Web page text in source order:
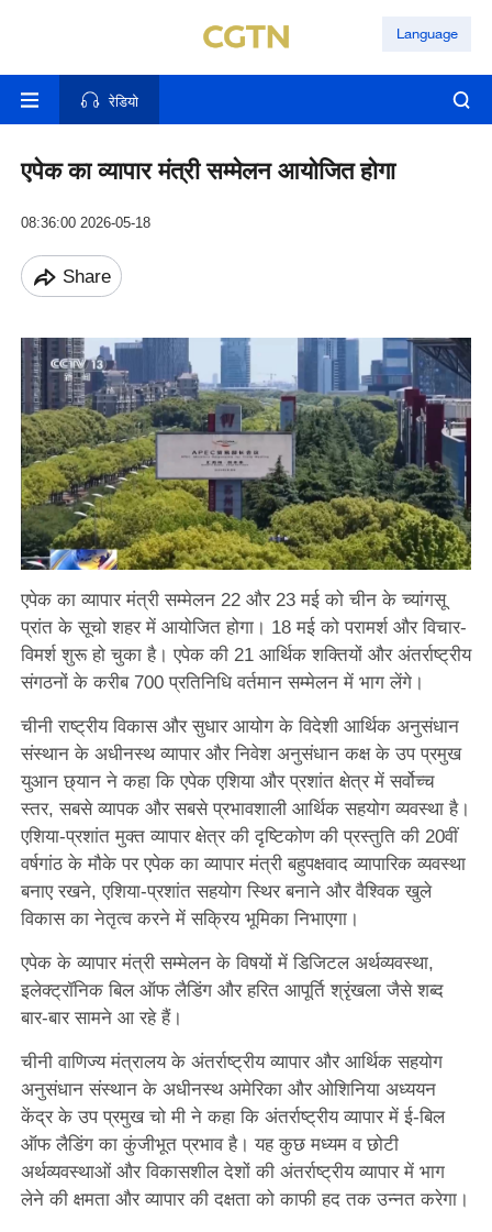
Language
रेडियो
एपेक का व्यापार मंत्री सम्मेलन आयोजित होगा
08:36:00 2026-05-18
Share
एपेक का व्यापार मंत्री सम्मेलन 22 और 23 मई को चीन के च्यांगसू
प्रांत के सूचो शहर में आयोजित होगा। 18 मई को परामर्श और विचार-
विमर्श शुरू हो चुका है। एपेक की 21 आर्थिक शक्तियों और अंतर्राष्ट्रीय
संगठनों के करीब 700 प्रतिनिधि वर्तमान सम्मेलन में भाग लेंगे।
चीनी राष्ट्रीय विकास और सुधार आयोग के विदेशी आर्थिक अनुसंधान
संस्थान के अधीनस्थ व्यापार और निवेश अनुसंधान कक्ष के उप प्रमुख
युआन छ्यान ने कहा कि एपेक एशिया और प्रशांत क्षेत्र में सर्वोच्च
स्तर, सबसे व्यापक और सबसे प्रभावशाली आर्थिक सहयोग व्यवस्था है।
एशिया-प्रशांत मुक्त व्यापार क्षेत्र की दृष्टिकोण की प्रस्तुति की 20वीं
वर्षगांठ के मौके पर एपेक का व्यापार मंत्री बहुपक्षवाद व्यापारिक व्यवस्था
बनाए रखने, एशिया-प्रशांत सहयोग स्थिर बनाने और वैश्विक खुले
विकास का नेतृत्व करने में सक्रिय भूमिका निभाएगा।
एपेक के व्यापार मंत्री सम्मेलन के विषयों में डिजिटल अर्थव्यवस्था,
इलेक्ट्रॉनिक बिल ऑफ लैडिंग और हरित आपूर्ति श्रृंखला जैसे शब्द
बार-बार सामने आ रहे हैं।
चीनी वाणिज्य मंत्रालय के अंतर्राष्ट्रीय व्यापार और आर्थिक सहयोग
अनुसंधान संस्थान के अधीनस्थ अमेरिका और ओशिनिया अध्ययन
केंद्र के उप प्रमुख चो मी ने कहा कि अंतर्राष्ट्रीय व्यापार में ई-बिल
ऑफ लैडिंग का कुंजीभूत प्रभाव है। यह कुछ मध्यम व छोटी
अर्थव्यवस्थाओं और विकासशील देशों की अंतर्राष्ट्रीय व्यापार में भाग
लेने की क्षमता और व्यापार की दक्षता को काफी हद तक उन्नत करेगा।